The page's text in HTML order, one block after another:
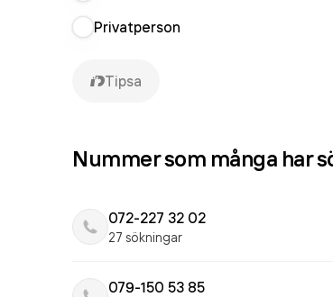
Privatperson
Tipsa
Nummer som många har
072-227 32 02
27 sökningar
079-150 53 85